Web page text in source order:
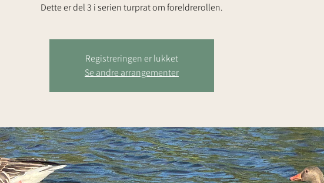
Dette er del 3 i serien turprat om foreldrerollen.
Registreringen er lukket
Se andre arrangementer